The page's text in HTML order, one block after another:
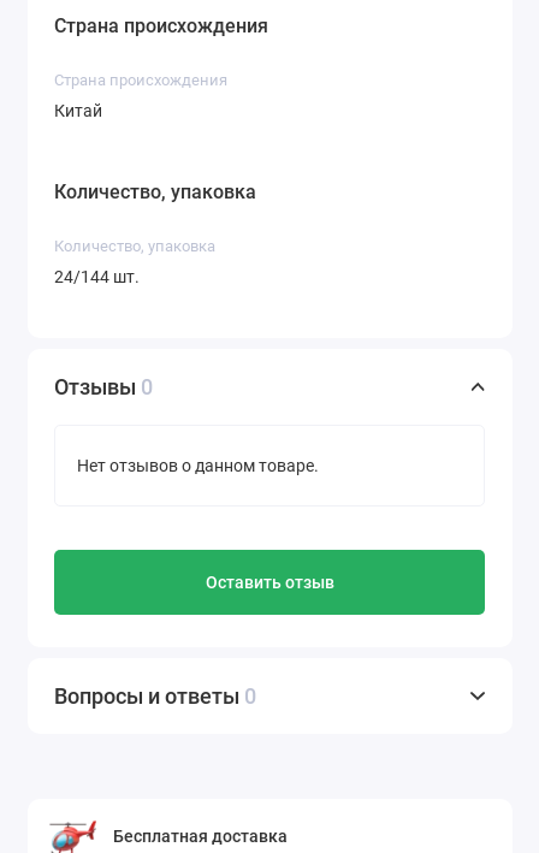
Страна происхождения
Cтрана происхождения
Китай
Количество, упаковка
Количество, упаковка
24/144 шт.
Отзывы 0
Нет отзывов о данном товаре.
Оставить отзыв
Вопросы и ответы 0
Бесплатная доставка